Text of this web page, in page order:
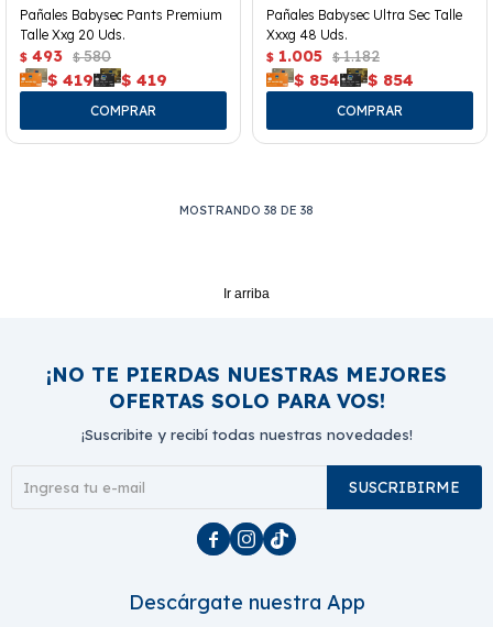
Pañales Babysec Pants Premium
Talle Xxg 20 Uds.
$ 493 $ 580
$ 419 $ 419
Pañales Babysec Ultra Sec Talle
Xxxg 48 Uds.
$ 1.005 $ 1.182
$ 854 $ 854
MOSTRANDO 38 DE 38
Ir arriba
¡NO TE PIERDAS NUESTRAS MEJORES
OFERTAS SOLO PARA VOS!
¡Suscribite y recibí todas nuestras novedades!
SUSCRIBIRME
  
Descárgate nuestra App